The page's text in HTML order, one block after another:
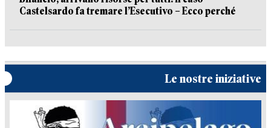
Castelsardo fa tremare l’Esecutivo – Ecco perché
Le nostre iniziative